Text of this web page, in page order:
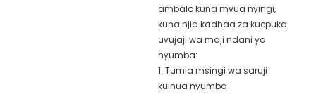
ambalo kuna mvua nyingi,
kuna njia kadhaa za kuepuka
uvujaji wa maji ndani ya
nyumba:
1. Tumia msingi wa saruji
kuinua nyumba